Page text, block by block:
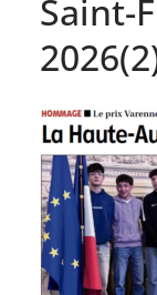
Saint-